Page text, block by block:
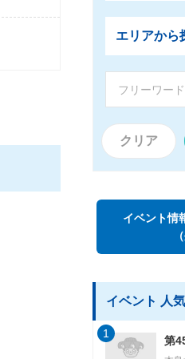
エリアから
クリア
イベント情
イベント 人
第
1